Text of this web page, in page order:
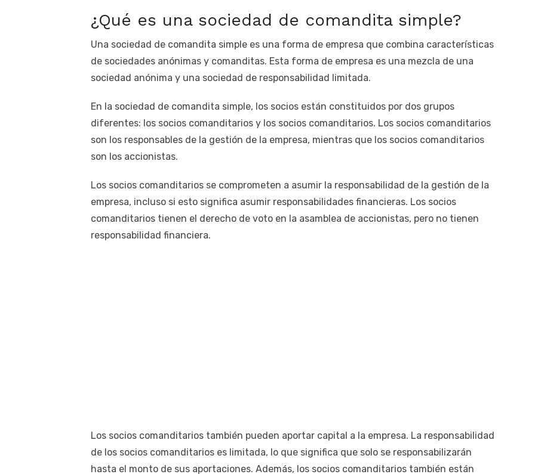
¿Qué es una sociedad de comandita simple?
Una sociedad de comandita simple es una forma de empresa que combina características
de sociedades anónimas y comanditas. Esta forma de empresa es una mezcla de una
sociedad anónima y una sociedad de responsabilidad limitada.
En la sociedad de comandita simple, los socios están constituidos por dos grupos
diferentes: los socios comanditarios y los socios comanditarios. Los socios comanditarios
son los responsables de la gestión de la empresa, mientras que los socios comanditarios
son los accionistas.
Los socios comanditarios se comprometen a asumir la responsabilidad de la gestión de la
empresa, incluso si esto significa asumir responsabilidades financieras. Los socios
comanditarios tienen el derecho de voto en la asamblea de accionistas, pero no tienen
responsabilidad financiera.
Los socios comanditarios también pueden aportar capital a la empresa. La responsabilidad
de los socios comanditarios es limitada, lo que significa que solo se responsabilizarán
hasta el monto de sus aportaciones. Además, los socios comanditarios también están